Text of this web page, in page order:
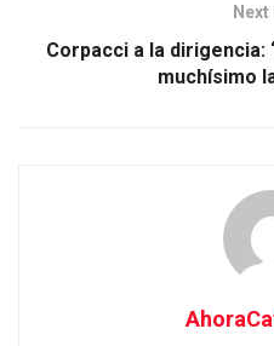
Corpacci a la dirigencia:
muchísimo